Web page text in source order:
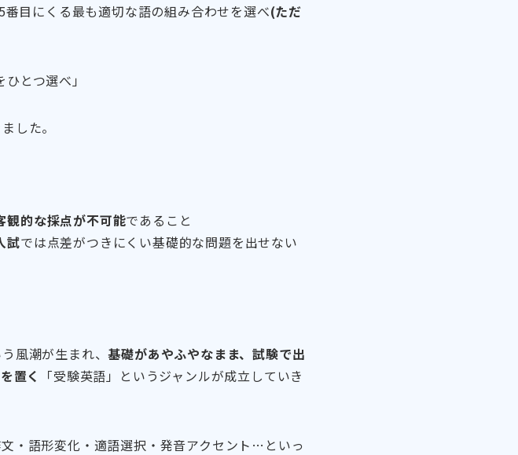
目にくる最も適切な語の組み合わせを選べ(ただ
とつ選べ」
した。
観的な採点が不可能であること
試では点差がつきにくい基礎的な問題を出せない
う風潮が生まれ、基礎があやふやなまま、試験で出
置く
「受験英語」というジャンルが成立していき
・語形変化・適語選択・発音アクセント…といっ